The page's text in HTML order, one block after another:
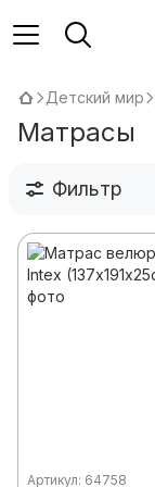
Детский мир
Матрасы
Фильтр
Артикул: 64758